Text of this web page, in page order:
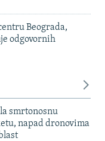
Beograda,
odgovornih
smrtonosnu
napad dronovima